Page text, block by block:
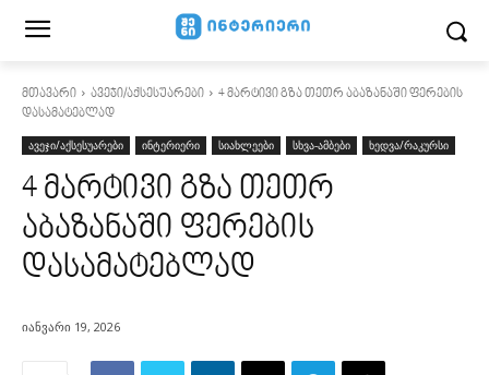
მთავარი ავეჯი/აქსესუარები
4 მარტივი გზა თეთრ აბაზანაში ფერების
დასამატებლად
ავეჯი/აქსესუარები ინტერიერი სიახლეები სხვა-ამბები ხედვა/რაკურსი
4 მარტივი გზა თეთრ
აბაზანაში ფერების
დასამატებლად
იანვარი 19, 2026